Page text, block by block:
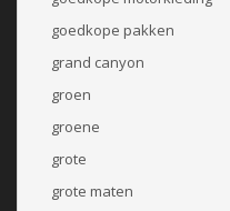
goedkope pakken
grand canyon
groen
groene
grote
grote maten